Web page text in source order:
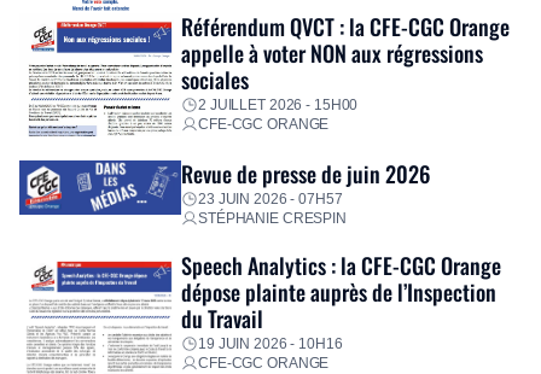
Référendum QVCT : la CFE-CGC Orange
appelle à voter NON aux régressions
sociales
2 JUILLET 2026 - 15H00
CFE-CGC ORANGE
Revue de presse de juin 2026
23 JUIN 2026 - 07H57
STÉPHANIE CRESPIN
Speech Analytics : la CFE-CGC Orange
dépose plainte auprès de l’Inspection
du Travail
19 JUIN 2026 - 10H16
CFE-CGC ORANGE